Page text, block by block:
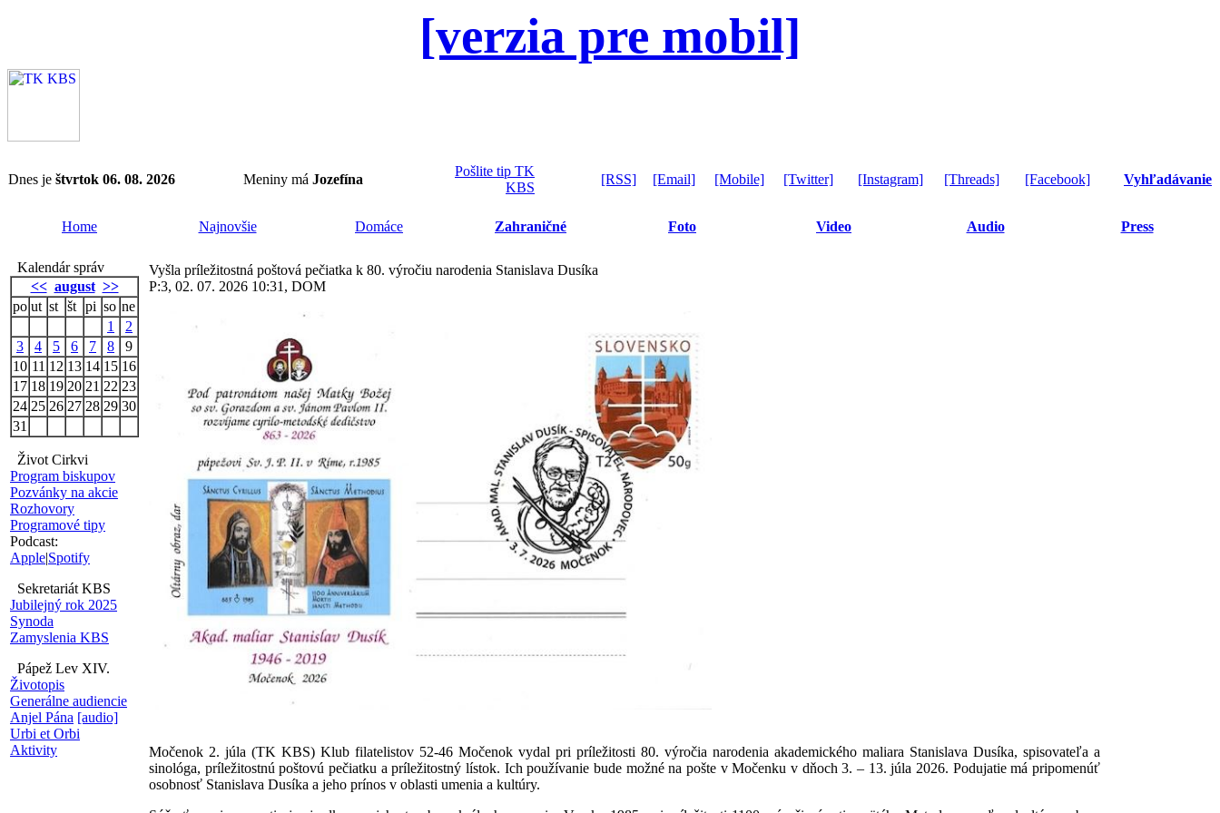
[verzia pre mobil]
Dnes je štvrtok 06. 08. 2026 Meniny má Jozefína
Pošlite tip TK
KBS
[RSS] [Email] [Mobile] [Twitter] [Instagram] [Threads] [Facebook] Vyhľadávanie
Home Najnovšie Domáce Zahraničné Foto Video Audio Press
Kalendár správ
<< august >>
po ut st št pi so ne
1
2
3
4 5 6 7 8
9
10 11 12 13 14 15 16
17 18 19 20 21 22 23
24 25 26 27 28 29 30
31
Život Cirkvi
Program biskupov
Pozvánky na akcie
Rozhovory
Programové tipy
Podcast:
Apple|Spotify
Sekretariát KBS
Jubilejný rok 2025
Synoda
Zamyslenia KBS
Pápež Lev XIV.
Životopis
Generálne audiencie
Anjel Pána [audio]
Urbi et Orbi
Aktivity
Vyšla príležitostná poštová pečiatka k 80. výročiu narodenia Stanislava Dusíka
P:3, 02. 07. 2026 10:31, DOM
Močenok 2. júla (TK KBS) Klub filatelistov 52-46 Močenok vydal pri príležitosti 80. výročia narodenia akademického maliara Stanislava Dusíka, spisovateľa a
sinológa, príležitostnú poštovú pečiatku a príležitostný lístok. Ich používanie bude možné na pošte v Močenku v dňoch 3. – 13. júla 2026. Podujatie má pripomenúť
osobnosť Stanislava Dusíka a jeho prínos v oblasti umenia a kultúry.